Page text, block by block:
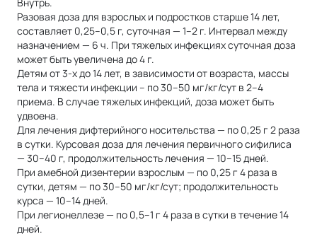
Разовая доза для взрослых и подростков старше 14 лет,
составляет 0,25–0,5 г, суточная — 1–2 г. Интервал между
назначением — 6 ч. При тяжелых инфекциях суточная доза
может быть увеличена до 4 г.
Детям от 3-х до 14 лет, в зависимости от возраста, массы
тела и тяжести инфекции – по 30–50 мг/кг/сут в 2–4
приема. В случае тяжелых инфекций, доза может быть
удвоена.
Для лечения дифтерийного носительства — по 0,25 г 2 раза
в сутки. Курсовая доза для лечения первичного сифилиса
— 30–40 г, продолжительность лечения — 10–15 дней.
При амебной дизентерии взрослым — по 0,25 г 4 раза в
сутки, детям — по 30–50 мг/кг/сут; продолжительность
курса — 10–14 дней.
При легионеллезе — по 0,5–1 г 4 раза в сутки в течение 14
дней.